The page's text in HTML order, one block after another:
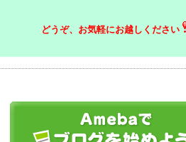
どうぞ、お気軽にお越しください